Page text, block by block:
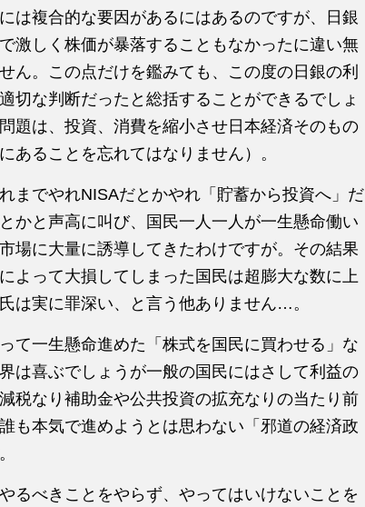
は複合的な要因があるにはあるのですが、日銀
激しく株価が暴落することもなかったに違い無
ん。この点だけを鑑みても、この度の日銀の利
切な判断だったと総括することができるでしょ
題は、投資、消費を縮小させ日本経済そのもの
あることを忘れてはなりません）。
までやれNISAだとかやれ「貯蓄から投資へ」だ
かと声高に叫び、国民一人一人が一生懸命働い
場に大量に誘導してきたわけですが。その結果
よって大損してしまった国民は超膨大な数に上
は実に罪深い、と言う他ありません…。
て一生懸命進めた「株式を国民に買わせる」な
は喜ぶでしょうが一般の国民にはさして利益の
税なり補助金や公共投資の拡充なりの当たり前
も本気で進めようとは思わない「邪道の経済政
るべきことをやらず、やってはいけないことを